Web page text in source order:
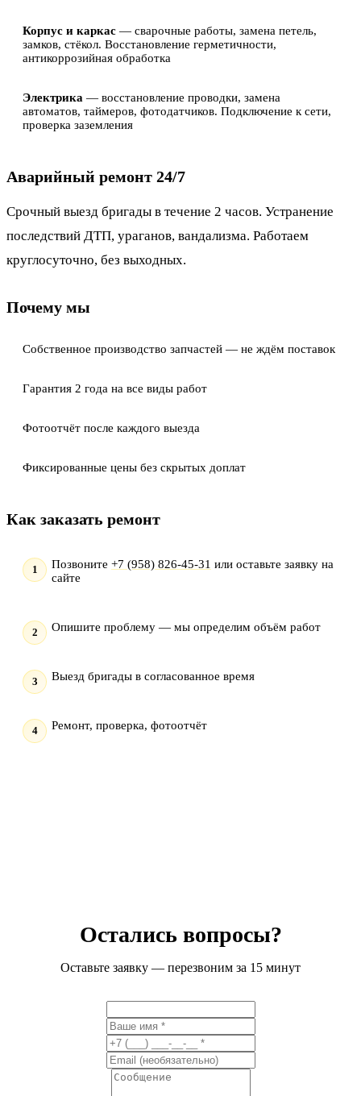
Корпус и каркас — сварочные работы, замена петель,
замков, стёкол. Восстановление герметичности,
антикоррозийная обработка
Электрика — восстановление проводки, замена
автоматов, таймеров, фотодатчиков. Подключение к сети,
проверка заземления
Аварийный ремонт 24/7
Срочный выезд бригады в течение 2 часов. Устранение
последствий ДТП, ураганов, вандализма. Работаем
круглосуточно, без выходных.
Почему мы
Собственное производство запчастей — не ждём поставок
Гарантия 2 года на все виды работ
Фотоотчёт после каждого выезда
Фиксированные цены без скрытых доплат
Как заказать ремонт
Позвоните +7 (958) 826-45-31 или оставьте заявку на
сайте
Опишите проблему — мы определим объём работ
Выезд бригады в согласованное время
Ремонт, проверка, фотоотчёт
Остались вопросы?
Оставьте заявку — перезвоним за 15 минут